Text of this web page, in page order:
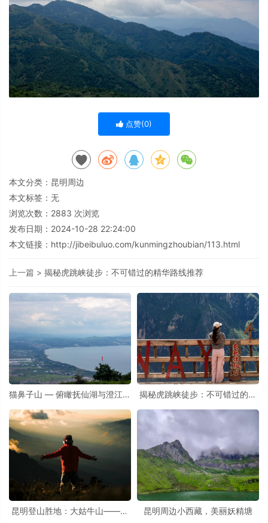
点赞(0)
本文分类： 昆明周边
本文标签：无
浏览次数： 2883 次浏览
发布日期：2024-10-28 22:24:00
本文链接： http://jibeibuluo.com/kunmingzhoubian/113.html
上一篇 > 揭秘虎跳峡徒步：不可错过的精华路线推荐
猫鼻子山 — 俯瞰抚仙湖与澄江的
揭秘虎跳峡徒步：不可错过的精
昆明登山胜地：大姑牛山——日
昆明周边小西藏，美丽妖精塘